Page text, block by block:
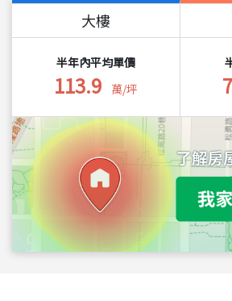
大樓
半年內平均單價
113.9 萬/坪